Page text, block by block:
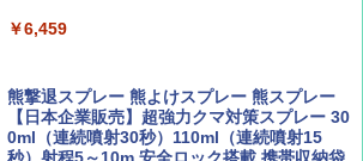
誌] (ＤＩＳＮＥＹ ＦＡＮ)
￥713
球の歩き方A ヨーロッパ
￥2,479
PYKES PEAK (パイクスピーク) 着替えテン
ト プライバシー テント 【中が透けない】 1
￥6,459
熊撃退スプレー 熊よけスプレー 熊スプレー
【日本企業販売】超強力クマ対策スプレー 30
0ml（連続噴射30秒）110ml（連続噴射15